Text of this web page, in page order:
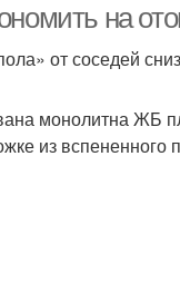
на
от соседей
монолитна ЖБ
из